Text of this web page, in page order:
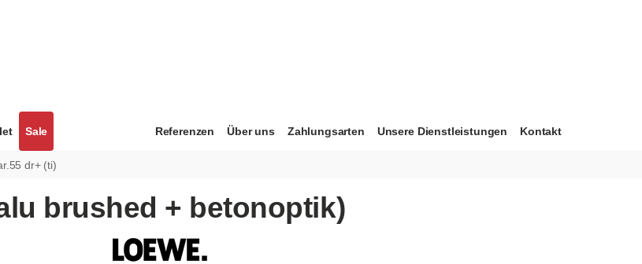
Sale Referenzen Über uns Zahlungsarten Unsere Dienstleistungen Kontakt
dr+ (ti)
brushed + betonoptik)